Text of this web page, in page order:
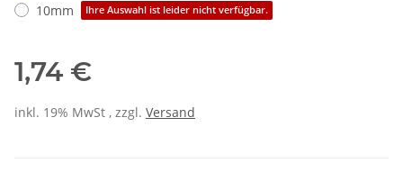
10mm
Ihre Auswahl ist leider nicht verfügbar.
1,74 €
inkl. 19% MwSt , zzgl. Versand